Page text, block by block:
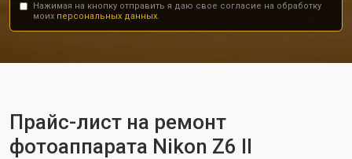
Нажимая на кнопку отправить я даю свое согласие на обработку
моих персональных данных.
Прайс-лист на ремонт
фотоаппарата Nikon Z6 II